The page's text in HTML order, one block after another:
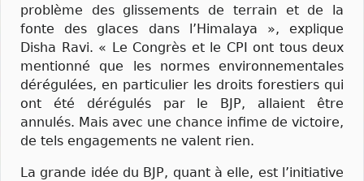
problème des glissements de terrain et de la
fonte des glaces dans l’Himalaya », explique
Disha Ravi. « Le Congrès et le CPI ont tous deux
mentionné que les normes environnementales
dérégulées, en particulier les droits forestiers qui
ont été dérégulés par le BJP, allaient être
annulés. Mais avec une chance infime de victoire,
de tels engagements ne valent rien.
La grande idée du BJP, quant à elle, est l’initiative